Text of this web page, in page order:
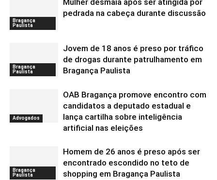
Bragança
Paulista
Mulher desmaia após ser atingida por
pedrada na cabeça durante discussão
Bragança
Paulista
Jovem de 18 anos é preso por tráfico
de drogas durante patrulhamento em
Bragança Paulista
Advogados
OAB Bragança promove encontro com
candidatos a deputado estadual e
lança cartilha sobre inteligência
artificial nas eleições
Bragança
Paulista
Homem de 26 anos é preso após ser
encontrado escondido no teto de
shopping em Bragança Paulista